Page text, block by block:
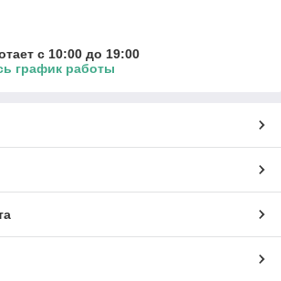
с 10:00 до 19:00
график работы